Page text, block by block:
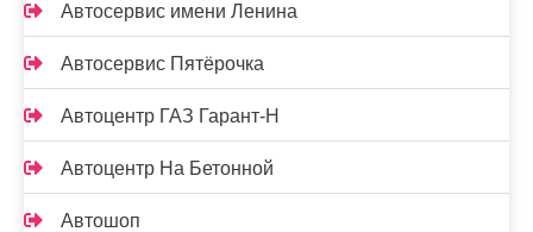
Автосервис имени Ленина
Автосервис Пятёрочка
Автоцентр ГАЗ Гарант-Н
Автоцентр На Бетонной
Автошоп